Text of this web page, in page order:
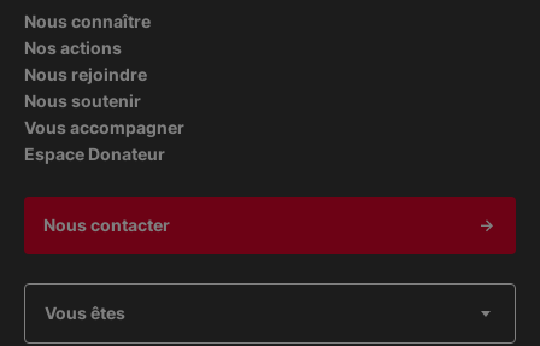
Nous connaître
Nos actions
Nous rejoindre
Nous soutenir
Vous accompagner
Espace Donateur
Nous contacter
Vous êtes